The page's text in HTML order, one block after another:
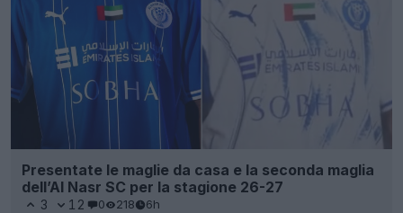
Presentate le maglie da casa e la seconda maglia
dell’Al Nasr SC per la stagione 26-27
3 12 0 218 6h